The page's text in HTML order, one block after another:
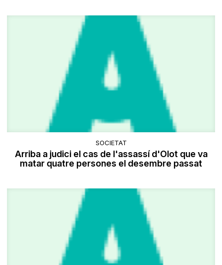
SOCIETAT
Arriba a judici el cas de l'assassí d'Olot que va
matar quatre persones el desembre passat